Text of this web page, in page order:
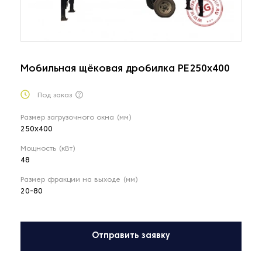
Мобильная щёковая дробилка PE250x400
Под заказ
Размер загрузочного окна (мм)
250x400
Мощность (кВт)
48
Размер фракции на выходе (мм)
20-80
Отправить заявку